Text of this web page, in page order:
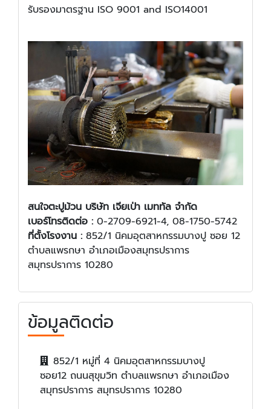
รับรองมาตรฐาน ISO 9001 and ISO14001
สนใจตะปูม้วน บริษัท เจียเป่า เมททัล จำกัด
เบอร์โทรติดต่อ : 0-2709-6921-4, 08-1750-5742
ที่ตั้งโรงงาน : 852/1 นิคมอุตสาหกรรมบางปู ซอย 12
ตำบลแพรกษา อำเภอเมืองสมุทรปราการ
สมุทรปราการ 10280
ข้อมูลติดต่อ
852/1 หมู่ที่ 4 นิคมอุตสาหกรรมบางปู
ซอย12 ถนนสุขุมวิท ตำบลแพรกษา อำเภอเมือง
สมุทรปราการ สมุทรปราการ 10280